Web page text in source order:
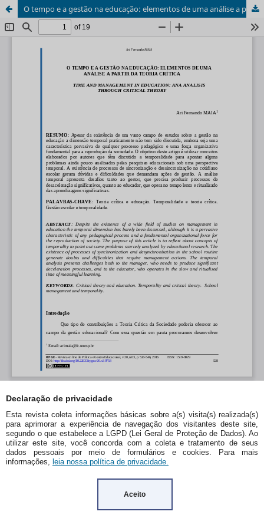
Declaração de privacidade
Esta revista coleta informações básicas sobre a(s) visita(s) realizada(s)
para aprimorar a experiência de navegação dos visitantes deste site,
segundo o que estabelece a LGPD (Lei Geral de Proteção de Dados). Ao
utilizar este site, você concorda com a coleta e tratamento de seus
dados pessoais por meio de formulários e cookies. Para mais
informações, leia nossa política de privacidade.
Aceito
O tempo e a gestão na educação: elementos de uma análise a partir da teoria crítica